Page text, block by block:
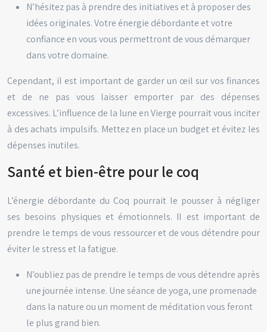
N’hésitez pas à prendre des initiatives et à proposer des
idées originales. Votre énergie débordante et votre
confiance en vous vous permettront de vous démarquer
dans votre domaine.
Cependant, il est important de garder un œil sur vos finances
et de ne pas vous laisser emporter par des dépenses
excessives. L’influence de la lune en Vierge pourrait vous inciter
à des achats impulsifs. Mettez en place un budget et évitez les
dépenses inutiles.
Santé et bien-être pour le coq
L’énergie débordante du Coq pourrait le pousser à négliger
ses besoins physiques et émotionnels. Il est important de
prendre le temps de vous ressourcer et de vous détendre pour
éviter le stress et la fatigue.
N’oubliez pas de prendre le temps de vous détendre après
une journée intense. Une séance de yoga, une promenade
dans la nature ou un moment de méditation vous feront
le plus grand bien.